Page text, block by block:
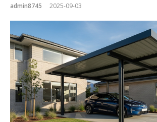
admin8745 2025-09-03